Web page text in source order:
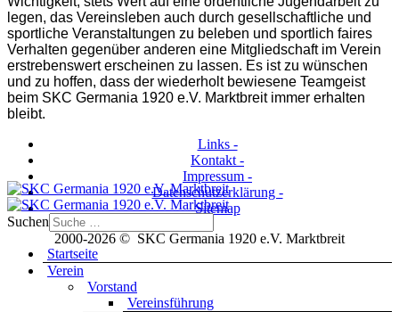
legen, das Vereinsleben auch durch gesellschaftliche und
sportliche Veranstaltungen zu beleben und sportlich faires
Verhalten gegenüber anderen eine Mitgliedschaft im Verein
erstrebenswert erscheinen zu lassen. Es ist zu wünschen
und zu hoffen, dass der wiederholt bewiesene Teamgeist
beim SKC Germania 1920 e.V. Marktbreit immer erhalten
bleibt.
Links -
Kontakt -
Impressum -
Datenschutzerklärung -
Sitemap
2000-2026 © SKC Germania 1920 e.V. Marktbreit
Suchen
Startseite
Verein
Vorstand
Vereinsführung